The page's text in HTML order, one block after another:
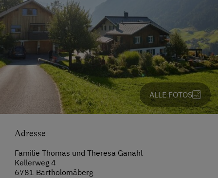
ALLE FOTOS
Adresse
Familie Thomas und Theresa Ganahl
Kellerweg 4
6781 Bartholomäberg